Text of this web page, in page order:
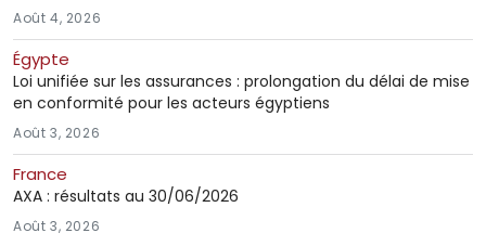
Août 4, 2026
Égypte
Loi unifiée sur les assurances : prolongation du délai de mise
en conformité pour les acteurs égyptiens
Août 3, 2026
France
AXA : résultats au 30/06/2026
Août 3, 2026